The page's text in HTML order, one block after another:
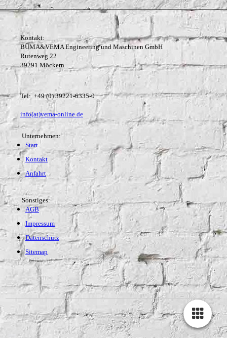
Kontakt:
BÜMA&VEMA Engineering und Maschinen GmbH
Rutenweg 22
39291 Möckern
Tel: +49 (0) 39221-6335-0
info(at)vema-online.de
Unternehmen:
Start
Kontakt
Anfahrt
Sonstiges:
AGB
Impressum
Datenschutz
Sitemap